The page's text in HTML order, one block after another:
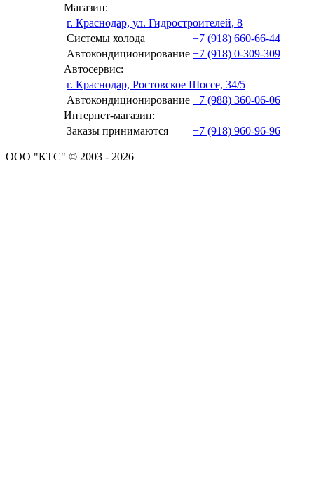
Магазин:
г. Краснодар, ул. Гидростроителей, 8
Системы холода
+7 (918) 660-66-44
Автокондиционирование +7 (918) 0-309-309
Автосервис:
г. Краснодар, Ростовское Шоссе, 34/5
Автокондиционирование +7 (988) 360-06-06
Интернет-магазин:
Заказы принимаются
+7 (918) 960-96-96
ООО "КТС" © 2003 - 2026